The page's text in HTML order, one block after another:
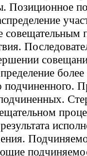
Позиционное
совещательным
подчиненного.